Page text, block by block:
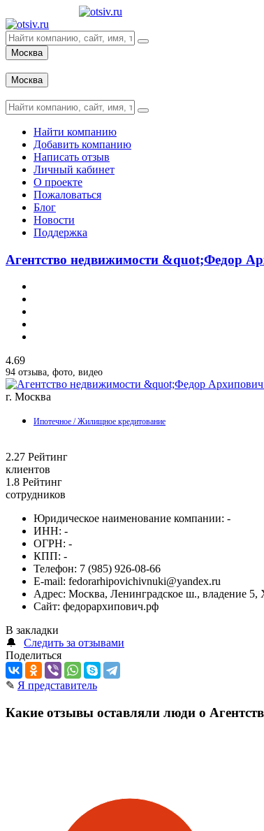
Москва
Москва
Найти компанию
Добавить компанию
Написать отзыв
Личный кабинет
О проекте
Пожаловаться
Блог
Новости
Поддержка
Агентство недвижимости &quot;Федор
4.69
94 отзыва, фото, видео
г. Москва
Ипотечное / Жилищное кредитование
2.27 Рейтинг
клиентов
1.8 Рейтинг
сотрудников
Юридическое наименование компании: -
ИНН: -
ОГРН: -
КПП: -
Телефон: 7 (985) 926-08-66
E-mail: fedorarhipovichivnuki@yandex.ru
Адрес: Москва, Ленинградское ш., владение 5,
Сайт: федорархипович.рф
В закладки
🔔
Следить за отзывами
Поделиться
✎ Я представитель
Какие отзывы оставляли люди о